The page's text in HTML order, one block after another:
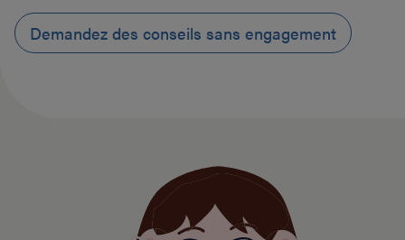
Demandez des conseils sans engagement